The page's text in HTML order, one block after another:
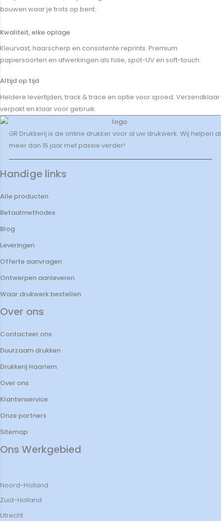
bouwen waar je trots op bent.
Kwaliteit, elke oplage
Kleurvast, haarscherp en consistente reprints. Premium
papiersoorten en afwerkingen als folie, spot-UV en soft-touch.
Altijd op tijd
Heldere levertijden, track & trace en optie voor spoed. Verzendklaar
verpakt en klaar voor gebruik.
GR Drukkerij is de online drukker voor al uw drukwerk. Wij helpen al
meer dan 15 jaar met passie verder!
Handige links
Alle producten
Betaalmethodes
Blog
Leveringen
Offerte aanvragen
Ontwerpen aanleveren
Waar drukwerk bestellen
Over ons
Contacteer ons
Duurzaam drukken
Drukkerij Haarlem
Over ons
Klantenservice
Onze partners
Sitemap
Ons Werkgebied
Noord-Holland
Zuid-Holland
Utrecht